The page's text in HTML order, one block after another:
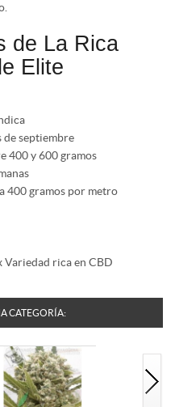
de La Rica
Elite
septiembre
400 y 600 gramos
400 gramos por metro
Variedad rica en CBD
CATEGORÍA: